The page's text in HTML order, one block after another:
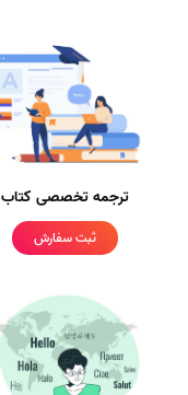
ترجمه تخصصی کتاب
ثبت سفارش